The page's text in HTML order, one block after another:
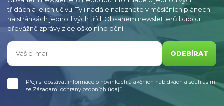
třídách a jejich učivu. Ty i nadále naleznete v měsíčních plánech
na stránkách jednotlivých tříd. Obsahem newsletterů budou
převážně zprávy z celoškolního dění.
ODEBÍRAT
Přeji si dostávat informace o novinkách a akčních nabídkách a souhlasím
se Zásadami ochrany osobních údajů